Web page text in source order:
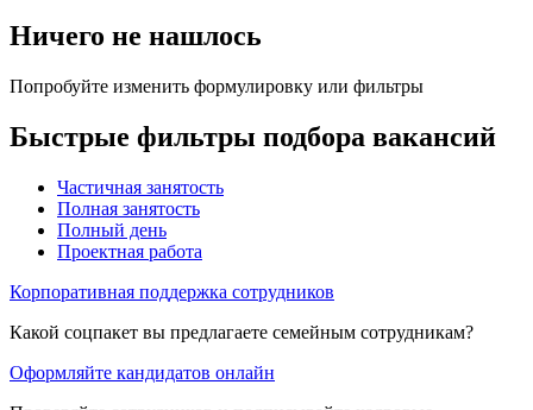
Ничего не нашлось
Попробуйте изменить формулировку или фильтры
Быстрые фильтры подбора вакансий
Частичная занятость
Полная занятость
Полный день
Проектная работа
Корпоративная поддержка сотрудников
Какой соцпакет вы предлагаете семейным сотрудникам?
Оформляйте кандидатов онлайн